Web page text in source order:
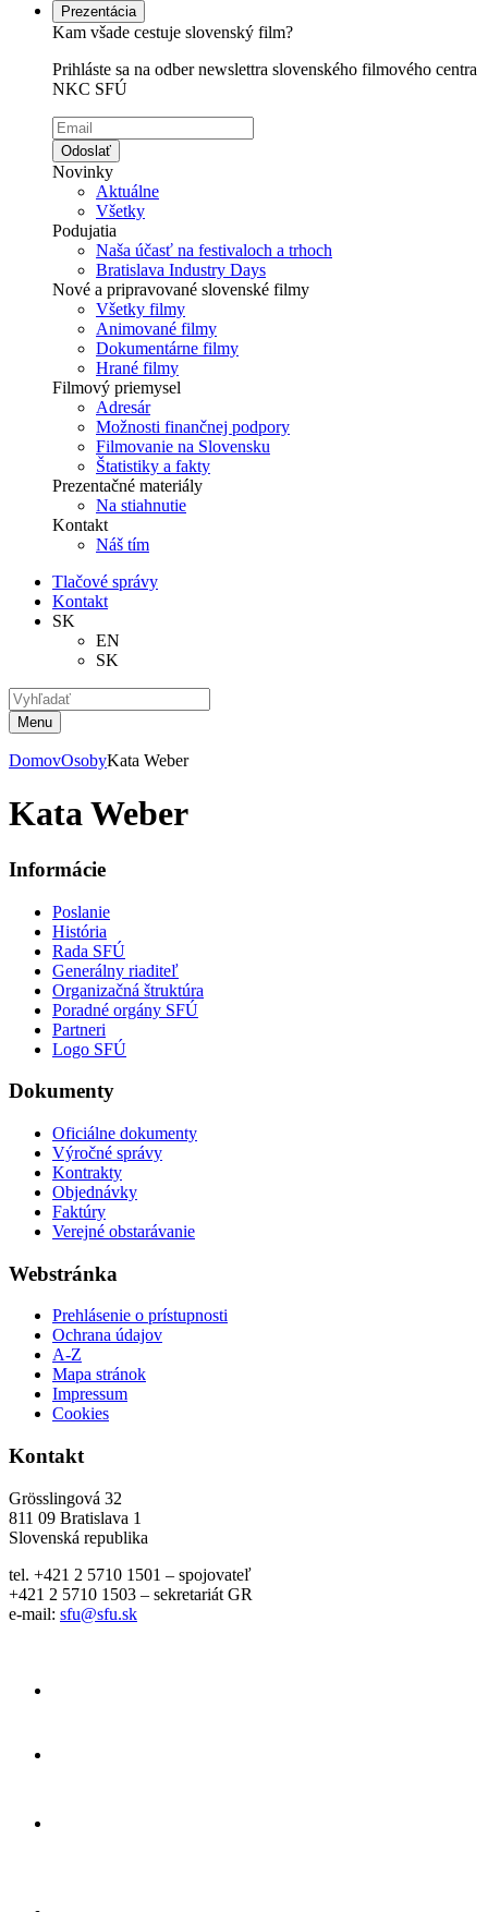
Prezentácia
Kam všade cestuje slovenský film?
Prihláste sa na odber newslettra slovenského filmového centra
NKC SFÚ
Odoslať
Novinky
Aktuálne
Všetky
Podujatia
Naša účasť na festivaloch a trhoch
Bratislava Industry Days
Nové a pripravované slovenské filmy
Všetky filmy
Animované filmy
Dokumentárne filmy
Hrané filmy
Filmový priemysel
Adresár
Možnosti finančnej podpory
Filmovanie na Slovensku
Štatistiky a fakty
Prezentačné materiály
Na stiahnutie
Kontakt
Náš tím
Tlačové správy
Kontakt
SK
EN
SK
Menu
DomovOsobyKata Weber
Kata Weber
Informácie
Poslanie
História
Rada SFÚ
Generálny riaditeľ
Organizačná štruktúra
Poradné orgány SFÚ
Partneri
Logo SFÚ
Dokumenty
Oficiálne dokumenty
Výročné správy
Kontrakty
Objednávky
Faktúry
Verejné obstarávanie
Webstránka
Prehlásenie o prístupnosti
Ochrana údajov
A-Z
Mapa stránok
Impressum
Cookies
Kontakt
Grösslingová 32
811 09 Bratislava 1
Slovenská republika
tel. +421 2 5710 1501 – spojovateľ
+421 2 5710 1503 – sekretariát GR
e-mail: sfu@sfu.sk